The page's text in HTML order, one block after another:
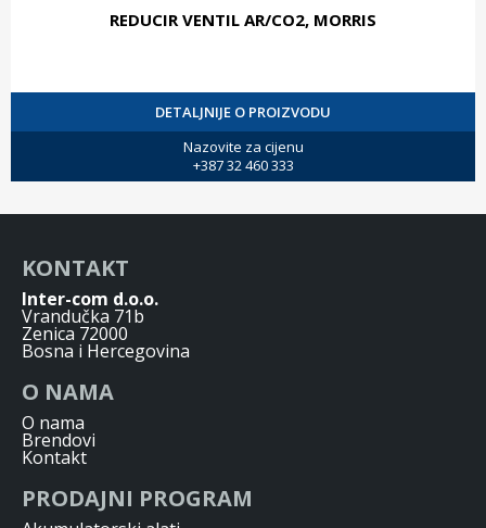
REDUCIR VENTIL AR/CO2, MORRIS
DETALJNIJE O PROIZVODU
Nazovite za cijenu
+387 32 460 333
KONTAKT
Inter-com d.o.o.
Vrandučka 71b
Zenica 72000
Bosna i Hercegovina
O NAMA
O nama
Brendovi
Kontakt
PRODAJNI PROGRAM